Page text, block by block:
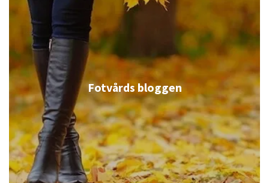
Fotvårds bloggen